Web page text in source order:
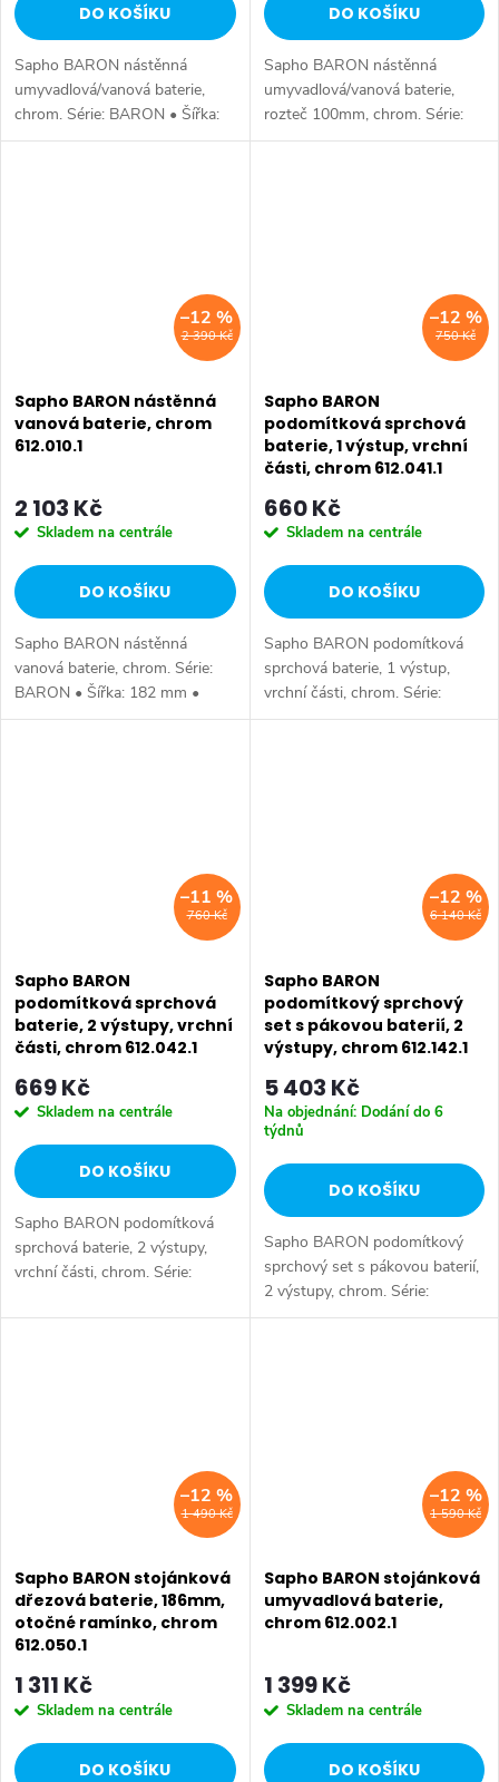
DO KOŠÍKU
Sapho BARON nástěnná
umyvadlová/vanová baterie,
chrom. Série: BARON • Šířka:
182 mm • Výška: 162 mm •
DO KOŠÍKU
Sapho BARON nástěnná
umyvadlová/vanová baterie,
rozteč 100mm, chrom. Série:
BARON • Šířka: 132 mm •
2 390 Kč
–12 %
Sapho BARON nástěnná
vanová baterie, chrom
612.010.1
2 103 Kč
Skladem na centrále
DO KOŠÍKU
Sapho BARON nástěnná
vanová baterie, chrom. Série:
BARON • Šířka: 182 mm •
Hloubka: 163 mm • Barva:
750 Kč
–12 %
Sapho BARON
podomítková sprchová
baterie, 1 výstup, vrchní
části, chrom 612.041.1
660 Kč
Skladem na centrále
DO KOŠÍKU
Sapho BARON podomítková
sprchová baterie, 1 výstup,
vrchní části, chrom. Série:
BARON • Šířka: 180 mm •
760 Kč
–11 %
Sapho BARON
podomítková sprchová
baterie, 2 výstupy, vrchní
části, chrom 612.042.1
669 Kč
Skladem na centrále
DO KOŠÍKU
Sapho BARON podomítková
sprchová baterie, 2 výstupy,
vrchní části, chrom. Série:
Výška: 180 mm • Barva: Chrom
6 140 Kč
–12 %
Sapho BARON
podomítkový sprchový
set s pákovou baterií, 2
výstupy, chrom 612.142.1
5 403 Kč
Na objednání: Dodání do 6
týdnů
DO KOŠÍKU
Sapho BARON podomítkový
sprchový set s pákovou baterií,
2 výstupy, chrom. Série:
BARON • Barva: Chrom •
1 490 Kč
–12 %
Sapho BARON stojánková
dřezová baterie, 186mm,
otočné ramínko, chrom
612.050.1
1 311 Kč
Skladem na centrále
DO KOŠÍKU
1 590 Kč
–12 %
Sapho BARON stojánková
umyvadlová baterie,
chrom 612.002.1
1 399 Kč
Skladem na centrále
DO KOŠÍKU